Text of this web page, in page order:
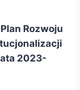
Rozwoju
2023-